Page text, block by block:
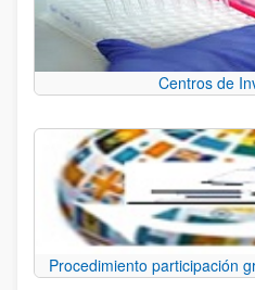
Centros de
Procedimiento participación